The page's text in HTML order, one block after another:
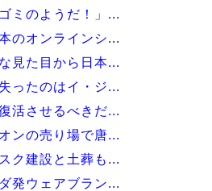
ミのようだ！」...
のオンラインシ...
見た目から日本...
ったのはイ・ジ...
活させるべきだ...
ンの売り場で唐...
ク建設と土葬も...
発ウェアブラン...